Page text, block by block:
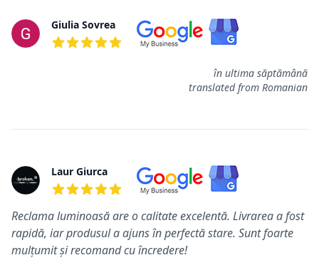
Giulia Sovrea
în ultima săptămână
translated from Romanian
Laur Giurca
Reclama luminoasă are o calitate excelentă. Livrarea a fost
rapidă, iar produsul a ajuns în perfectă stare. Sunt foarte
mulțumit și recomand cu încredere!